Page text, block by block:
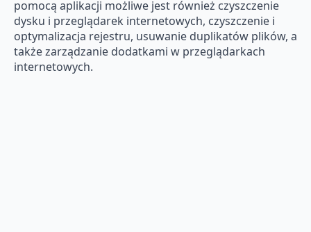
pomocą aplikacji możliwe jest również czyszczenie
dysku i przeglądarek internetowych, czyszczenie i
optymalizacja rejestru, usuwanie duplikatów plików, a
także zarządzanie dodatkami w przeglądarkach
internetowych.